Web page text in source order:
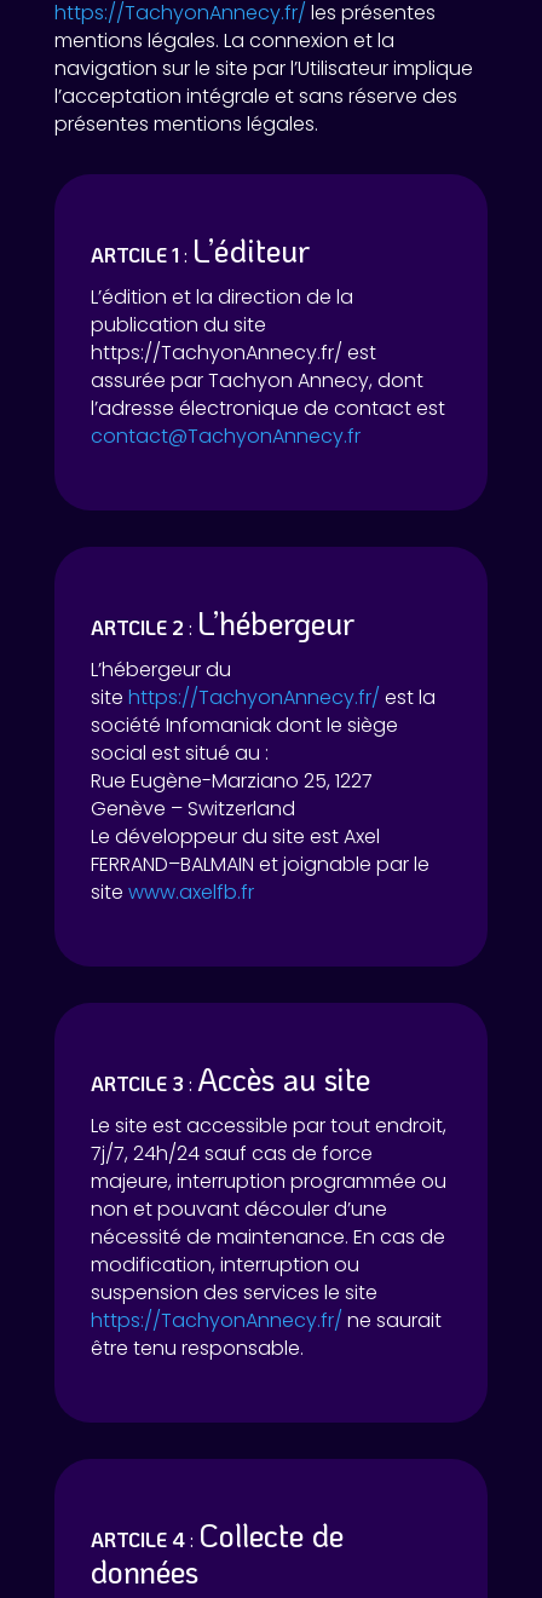
https://TachyonAnnecy.fr/ les présentes
mentions légales. La connexion et la
navigation sur le site par l’Utilisateur implique
l’acceptation intégrale et sans réserve des
présentes mentions légales.
ARTCILE 1 : L’éditeur
L’édition et la direction de la
publication du site
https://TachyonAnnecy.fr/ est
assurée par Tachyon Annecy, dont
l’adresse électronique de contact est
contact@TachyonAnnecy.fr
ARTCILE 2 : L’hébergeur
L’hébergeur du
site https://TachyonAnnecy.fr/ est la
société Infomaniak dont le siège
social est situé au :
Rue Eugène-Marziano 25, 1227
Genève – Switzerland
Le développeur du site est Axel
FERRAND–BALMAIN et joignable par le
site www.axelfb.fr
ARTCILE 3 : Accès au site
Le site est accessible par tout endroit,
7j/7, 24h/24 sauf cas de force
majeure, interruption programmée ou
non et pouvant découler d’une
nécessité de maintenance. En cas de
modification, interruption ou
suspension des services le site
https://TachyonAnnecy.fr/ ne saurait
être tenu responsable.
ARTCILE 4: Collecte de
données